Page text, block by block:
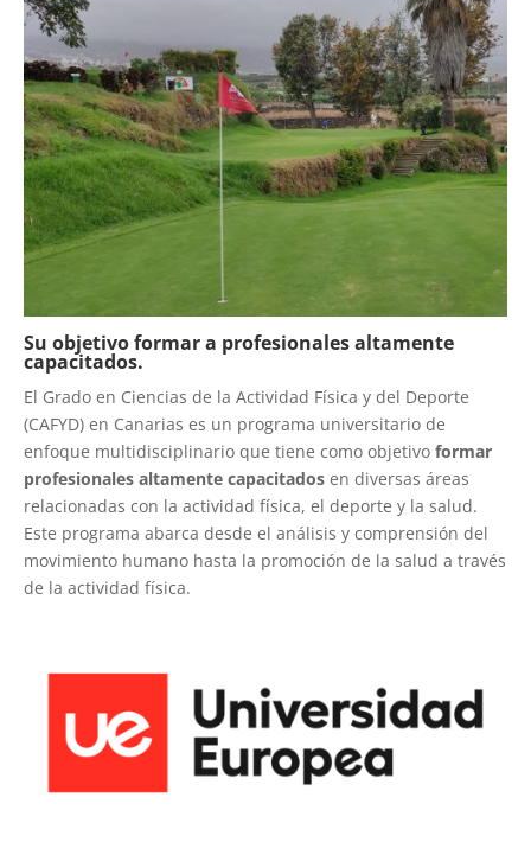
Su objetivo formar a profesionales altamente
capacitados.
El Grado en Ciencias de la Actividad Física y del Deporte
(CAFYD) en Canarias es un programa universitario de
enfoque multidisciplinario que tiene como objetivo formar
profesionales altamente capacitados en diversas áreas
relacionadas con la actividad física, el deporte y la salud.
Este programa abarca desde el análisis y comprensión del
movimiento humano hasta la promoción de la salud a través
de la actividad física.